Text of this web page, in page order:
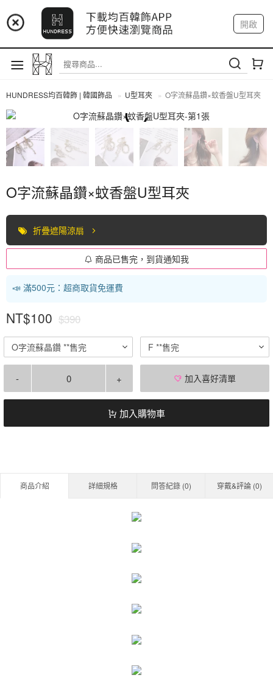
📢 市集預告：9/4-9/6 淡水捷運站
📢 市集預告：9/12-9/13 八里海巡基地
📢 市集預告：8/22-8/23 桃園青埔置地廣場
開啟
註冊 我的帳戶
HUNDRESS均百韓飾 | 韓國飾品 U型耳夾 O字流蘇晶鑽×蚊香盤U型耳夾
O字流蘇晶鑽×蚊香盤U型耳夾
折疊遮陽涼扇
商品已售完，到貨通知我
📣 滿500元：超商取貨免運費
NT$100 $390
O字流蘇晶鑽 **售完 F **售完
- + 加入喜好清單
加入購物車
商品介紹 詳細規格 問答紀錄 (0) 穿戴&評論 (0)